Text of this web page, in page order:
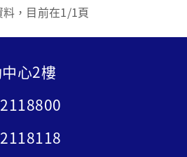
料，目前在1/1頁
心2樓